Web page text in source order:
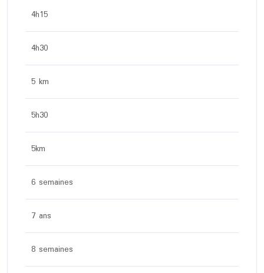
4h15
4h30
5 km
5h30
5km
6 semaines
7 ans
8 semaines